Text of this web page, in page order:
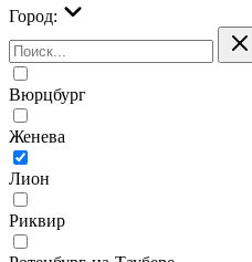
Город:
Вюрцбург
Женева
Лион
Риквир